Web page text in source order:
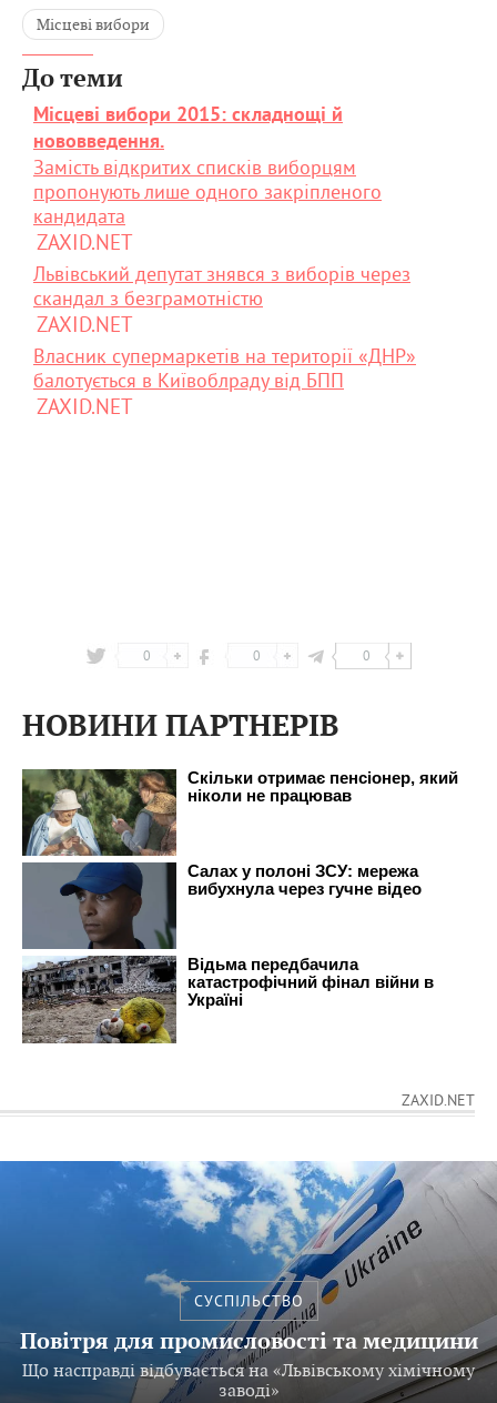
Місцеві вибори
До теми
Місцеві вибори 2015: складнощі й
нововведення.
Замість відкритих списків виборцям
пропонують лише одного закріпленого
кандидата
ZAXID.NET
Львівський депутат знявся з виборів через
скандал з безграмотністю
ZAXID.NET
Власник супермаркетів на території «ДНР»
балотується в Київоблраду від БПП
ZAXID.NET
0 0 0
НОВИНИ ПАРТНЕРІВ
ZAXID.NET
СУСПІЛЬСТВО
Повітря для промисловості та медицини
Що насправді відбувається на «Львівському хімічному
заводі»